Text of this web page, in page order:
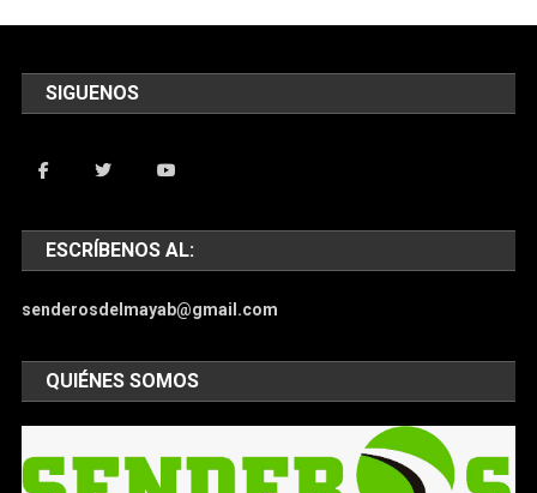
SIGUENOS
ESCRÍBENOS AL:
senderosdelmayab@gmail.com
QUIÉNES SOMOS